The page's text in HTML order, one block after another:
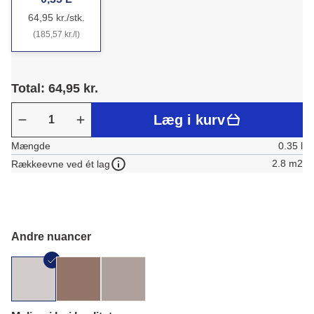
64,95 kr./stk.
(185,57 kr./l)
Total: 64,95 kr.
Læg i kurv
Mængde
0.35 l
Rækkeevne ved ét lag
2.8 m2
Andre nuancer